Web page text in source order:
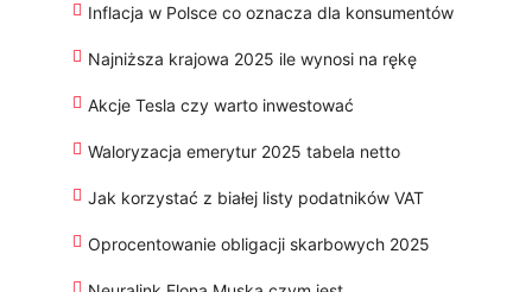
Inflacja w Polsce co oznacza dla konsumentów
Najniższa krajowa 2025 ile wynosi na rękę
Akcje Tesla czy warto inwestować
Waloryzacja emerytur 2025 tabela netto
Jak korzystać z białej listy podatników VAT
Oprocentowanie obligacji skarbowych 2025